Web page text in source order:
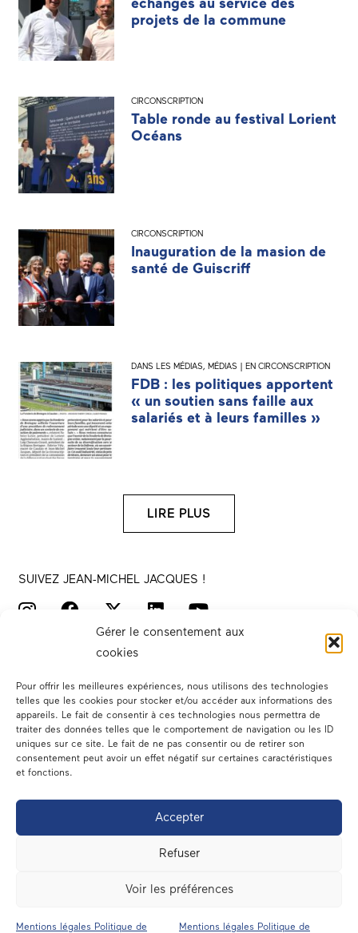
Gérer le consentement aux
cookies
Pour offrir les meilleures expériences, nous utilisons des technologies
telles que les cookies pour stocker et/ou accéder aux informations des
appareils. Le fait de consentir à ces technologies nous permettra de
traiter des données telles que le comportement de navigation ou les ID
uniques sur ce site. Le fait de ne pas consentir ou de retirer son
consentement peut avoir un effet négatif sur certaines caractéristiques
et fonctions.
Accepter
Refuser
Voir les préférences
Mentions légales Politique de Mentions légales Politique de
projets de la commune
CIRCONSCRIPTION
Table ronde au festival Lorient
Océans
CIRCONSCRIPTION
Inauguration de la masion de
santé de Guiscriff
DANS LES MÉDIAS, MÉDIAS | EN CIRCONSCRIPTION
FDB : les politiques apportent
« un soutien sans faille aux
salariés et à leurs familles »
LIRE PLUS
SUIVEZ JEAN-MICHEL JACQUES !
Votre député
Dans les médias
En circonscription
A l’assemblée
Contact